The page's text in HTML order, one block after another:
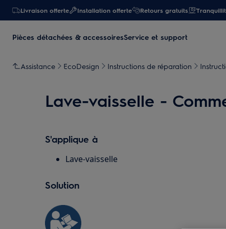
Livraison offerte Installation offerte Retours gratuits
Pièces détachées & accessoiresService et support
Assistance EcoDesign Instructions de réparation
Lave-vaisselle -
S'applique à
Lave-vaisselle
Solution